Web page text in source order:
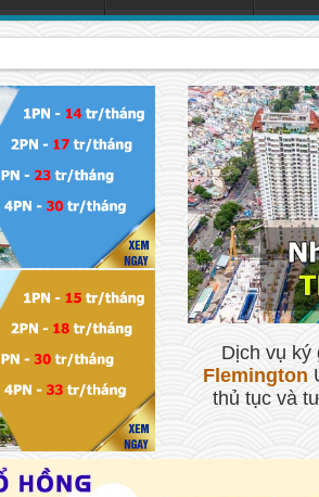
Dịch vụ
Flemington
thủ tục và